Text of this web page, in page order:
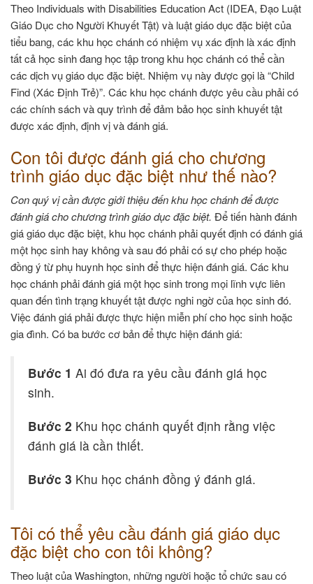
Theo Individuals with Disabilities Education Act (IDEA, Đạo Luật
Giáo Dục cho Người Khuyết Tật) và luật giáo dục đặc biệt của
tiểu bang, các khu học chánh có nhiệm vụ xác định là xác định
tất cả học sinh đang học tập trong khu học chánh có thể cần
các dịch vụ giáo dục đặc biệt. Nhiệm vụ này được gọi là “Child
Find (Xác Định Trẻ)”. Các khu học chánh được yêu cầu phải có
các chính sách và quy trình để đảm bảo học sinh khuyết tật
được xác định, định vị và đánh giá.
Con tôi được đánh giá cho chương
trình giáo dục đặc biệt như thế nào?
Con quý vị cần được giới thiệu đến khu học chánh để được
đánh giá cho chương trình giáo dục đặc biệt. Để tiến hành đánh
giá giáo dục đặc biệt, khu học chánh phải quyết định có đánh giá
một học sinh hay không và sau đó phải có sự cho phép hoặc
đồng ý từ phụ huynh học sinh để thực hiện đánh giá. Các khu
học chánh phải đánh giá một học sinh trong mọi lĩnh vực liên
quan đến tình trạng khuyết tật được nghi ngờ của học sinh đó.
Việc đánh giá phải được thực hiện miễn phí cho học sinh hoặc
gia đình. Có ba bước cơ bản để thực hiện đánh giá:
Bước 1 Ai đó đưa ra yêu cầu đánh giá học
sinh.
Bước 2 Khu học chánh quyết định rằng việc
đánh giá là cần thiết.
Bước 3 Khu học chánh đồng ý đánh giá.
Tôi có thể yêu cầu đánh giá giáo dục
đặc biệt cho con tôi không?
Theo luật của Washington, những người hoặc tổ chức sau có